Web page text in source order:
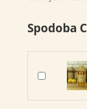
Spodoba
Dodaj